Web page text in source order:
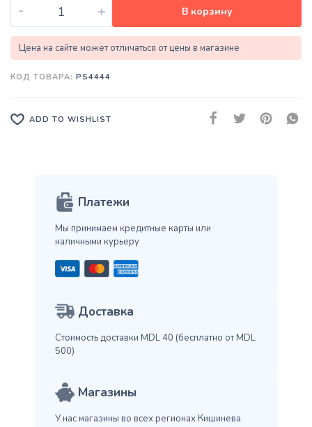
- + В корзину
Цена на сайте может отличаться от цены в магазине
КОД ТОВАРА: PS4444
ADD TO WISHLIST
Платежи
Мы принимаем кредитные карты или
наличными курьеру
Доставка
Стоимость доставки MDL 40 (бесплатно от MDL
500)
Магазины
У нас магазины во всех регионах Кишинева